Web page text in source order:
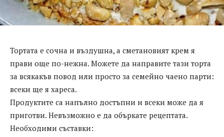
Тортата е сочна и въздушна, а сметановият крем я
прави още по-нежна. Можете да направите тази торта
за всякакъв повод или просто за семейно чаено парти:
всеки ще я хареса.
Продуктите са напълно достъпни и всеки може да я
приготви. Невъзможно е да объркате рецептата.
Необходими съставки: